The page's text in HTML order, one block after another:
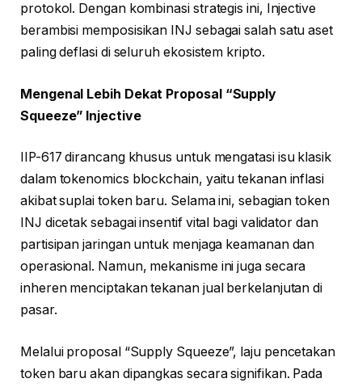
protokol. Dengan kombinasi strategis ini, Injective
berambisi memposisikan INJ sebagai salah satu aset
paling deflasi di seluruh ekosistem kripto.
Mengenal Lebih Dekat Proposal “Supply
Squeeze” Injective
IIP-617 dirancang khusus untuk mengatasi isu klasik
dalam tokenomics blockchain, yaitu tekanan inflasi
akibat suplai token baru. Selama ini, sebagian token
INJ dicetak sebagai insentif vital bagi validator dan
partisipan jaringan untuk menjaga keamanan dan
operasional. Namun, mekanisme ini juga secara
inheren menciptakan tekanan jual berkelanjutan di
pasar.
Melalui proposal “Supply Squeeze”, laju pencetakan
token baru akan dipangkas secara signifikan. Pada